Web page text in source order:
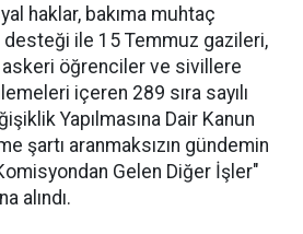
haklar, bakıma muhtaç
desteği ile 15 Temmuz gazileri,
öğrenciler ve sivillere
içeren 289 sıra sayılı
Yapılmasına Dair Kanun
şartı aranmaksızın gündemin
Gelen Diğer İşler"
alındı.